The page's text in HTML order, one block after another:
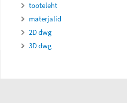
tooteleht
materjalid
2D dwg
3D dwg